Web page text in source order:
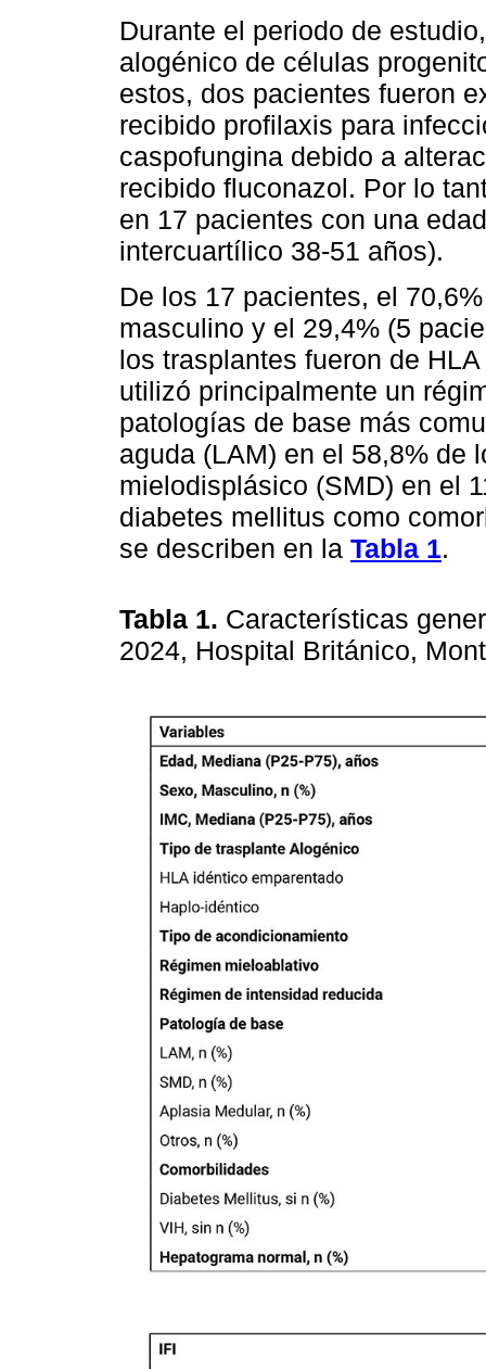
Durante el periodo de
alogénico de células
estos, dos pacientes fueron
recibido profilaxis para
caspofungina debido a
recibido fluconazol. Por lo
en 17 pacientes con una
intercuartílico 38-51 años).
De los 17 pacientes, el
masculino y el 29,4% (5
los trasplantes fueron de
utilizó principalmente un
patologías de base más
aguda (LAM) en el 58,8% de
mielodisplásico (SMD) en el
diabetes mellitus como
se describen en la Tabla 1.
Tabla 1. Características
2024, Hospital Británico,